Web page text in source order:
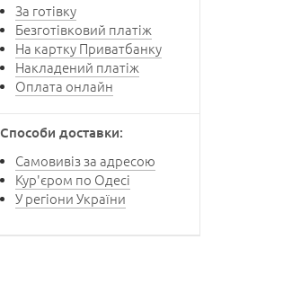
За готівку
Безготівковий платіж
На картку Приватбанку
Накладений платіж
Оплата онлайн
Способи доставки:
Самовивіз за адресою
Кур'єром по Одесі
У регіони України